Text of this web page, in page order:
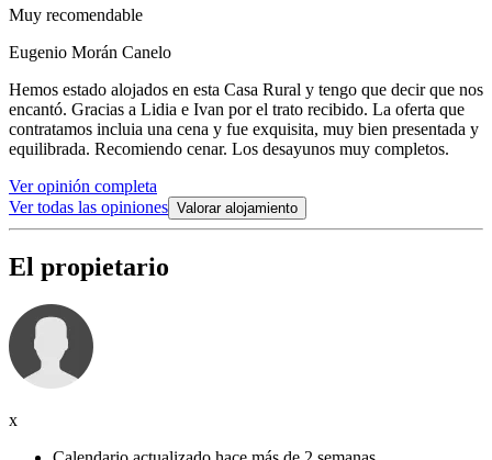
Muy recomendable
Eugenio Morán Canelo
Hemos estado alojados en esta Casa Rural y tengo que decir que nos
encantó. Gracias a Lidia e Ivan por el trato recibido. La oferta que
contratamos incluia una cena y fue exquisita, muy bien presentada y
equilibrada. Recomiendo cenar. Los desayunos muy completos.
Ver opinión completa
Ver todas las opiniones Valorar alojamiento
El propietario
x